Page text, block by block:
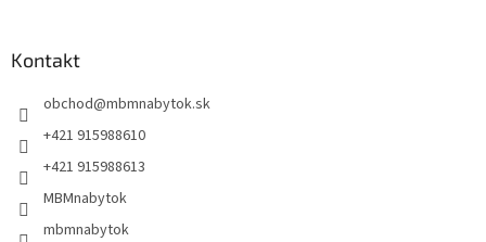
Kontakt
obchod@mbmnabytok.sk
+421 915988610
+421 915988613
MBMnabytok
mbmnabytok